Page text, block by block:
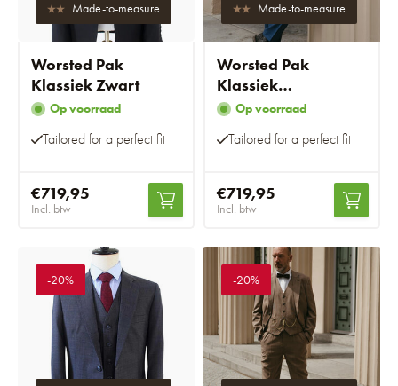
Made-to-measure
Worsted Pak
Klassiek Zwart
Op voorraad
Tailored for a perfect fit
€719,95
Incl. btw
Made-to-measure
Worsted Pak
Klassiek
Marineblauw
Op voorraad
Tailored for a perfect fit
€719,95
Incl. btw
-20% -20%